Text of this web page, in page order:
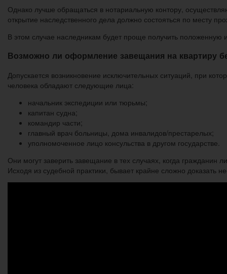
Однако лучше обращаться в нотариальную контору,
открытие наследственного дела должно состояться по месту
В этом случае наследникам будет проще получить положенную
Возможно ли оформление завещания на квартиру
Допускается возникновение исключительных ситуаций, при
человека обладают следующие лица:
начальник экспедиции или тюрьмы;
капитан судна;
командир части;
главный врач больницы, дома инвалидов/престарелых;
уполномоченное лицо консульства в другом государстве.
Они могут заверить завещание в тех случаях, когда
Исходя из судебной практики, бывает крайне сложно доказать